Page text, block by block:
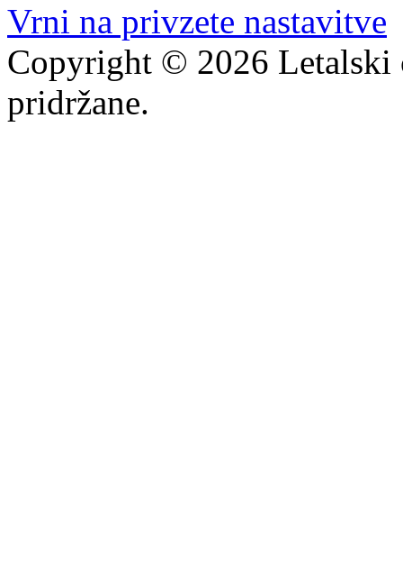
Vrni na privzete nastavitve
Copyright © 2026 Letalski
pridržane.